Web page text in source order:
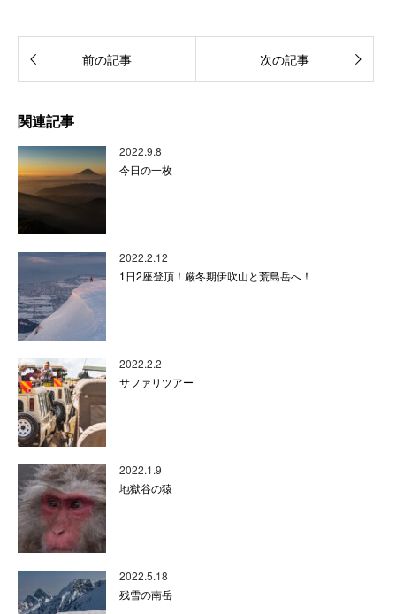
前の記事 次の記事
関連記事
2022.9.8
今日の一枚
2022.2.12
1日2座登頂！厳冬期伊吹山と荒島岳へ！
2022.2.2
サファリツアー
2022.1.9
地獄谷の猿
2022.5.18
残雪の南岳